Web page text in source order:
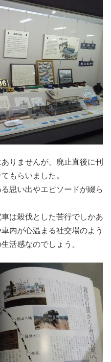
りませんが、廃止直後に刊
もらいました。
思い出やエピソードが綴ら
は殺伐とした苦行でしかあ
内が心温まる社交場のよう
活感なのでしょう。